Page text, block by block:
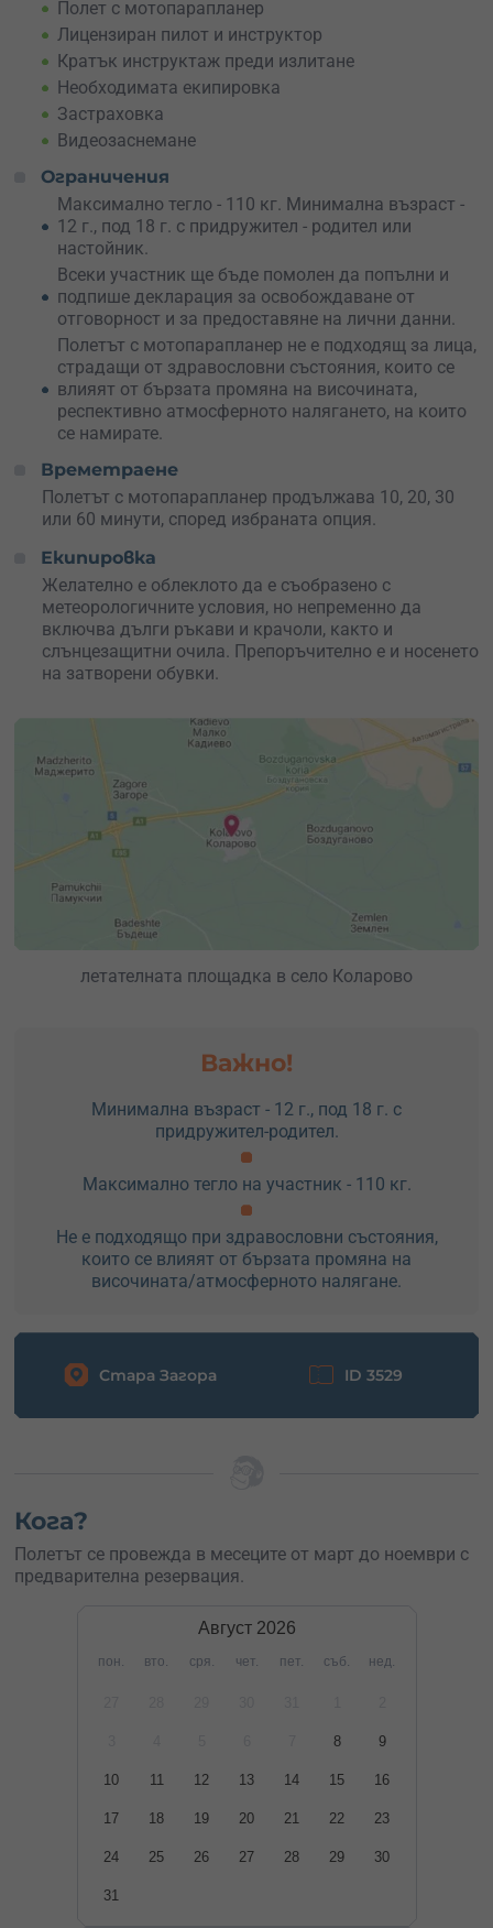
инструктор.
Моторният парапланер е сертифициран
всички нужни лицензи и сертификати, за да извършва
полети във въздушното пространство на Република
България. Всеки участник получава застраховка за
време на полета, която е включена в приключението.
Включено
спомена от приключението завинаги!
Полет с мотопарапланер
Лицензиран пилот и инструктор
Кратък инструктаж преди излитане
Необходимата екипировка
Застраховка
Видеозаснемане
Ограничения
Максимално тегло - 110 кг. Минимална възраст -
12 г., под 18 г. с придружител - родител или
настойник.
Всеки участник ще бъде помолен да попълни и
подпише декларация за освобождаване от
отговорност и за предоставяне на лични данни.
Полетът с мотопарапланер не е подходящ за лица,
страдащи от здравословни състояния, които се
влияят от бързата промяна на височината,
респективно атмосферното налягането, на които
се намирате.
Времетраене
Полетът с мотопарапланер продължава 10, 20, 30
или 60 минути, според избраната опция.
Екипировка
Желателно е облеклото да е съобразено с
метеорологичните условия, но непременно да
включва дълги ръкави и крачоли, както и
слънцезащитни очила. Препоръчително е и носенето
на затворени обувки.
летателната площадка в село Коларово
Важно!
Минимална възраст - 12 г., под 18 г. с
придружител-родител.
Максимално тегло на участник - 110 кг.
Не е подходящо при здравословни състояния,
които се влияят от бързата промяна на
височината/атмосферното налягане.
Стара Загора ID 3529
Кога?
Полетът се провежда в месеците от март до ноември с
предварителна резервация.
Август 2026
пон. вто. сря. чет. пет. съб. нед.
8 9
10 11 12 13 14 15 16
17 18 19 20 21 22 23
24 25 26 27 28 29 30
31